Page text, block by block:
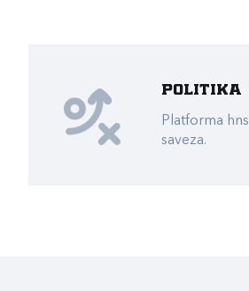
Politika
Platforma
saveza.